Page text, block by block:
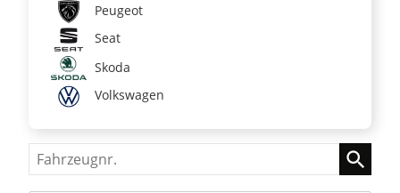
Peugeot
Seat
Skoda
Volkswagen
Fahrzeugnr.